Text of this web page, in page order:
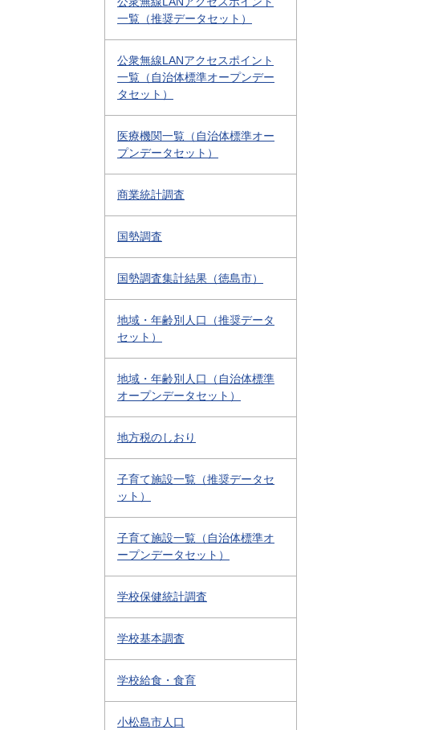
一覧（推奨データセット）
公衆無線LANアクセスポイント
一覧（自治体標準オープンデー
タセット）
医療機関一覧（自治体標準オー
プンデータセット）
商業統計調査
国勢調査
国勢調査集計結果（徳島市）
地域・年齢別人口（推奨データ
セット）
地域・年齢別人口（自治体標準
オープンデータセット）
地方税のしおり
子育て施設一覧（推奨データセ
ット）
子育て施設一覧（自治体標準オ
ープンデータセット）
学校保健統計調査
学校基本調査
学校給食・食育
小松島市人口